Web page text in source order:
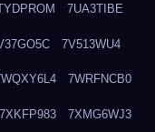
7UA3TIBE
7V513WU4
7WRFNCB0
7XKFP983 7XMG6WJ3